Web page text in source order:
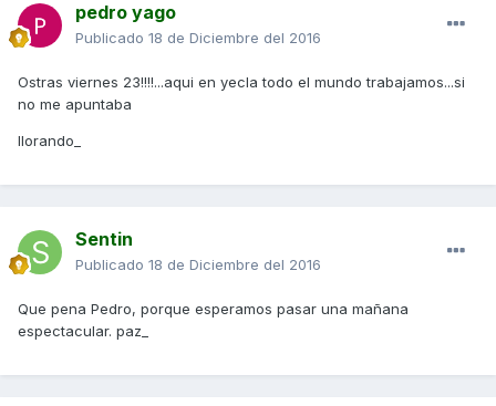
pedro yago
Publicado 18 de Diciembre del 2016
Ostras viernes 23!!!!...aqui en yecla todo el mundo trabajamos...si
no me apuntaba
llorando_
Sentin
Publicado 18 de Diciembre del 2016
Que pena Pedro, porque esperamos pasar una mañana
espectacular. paz_